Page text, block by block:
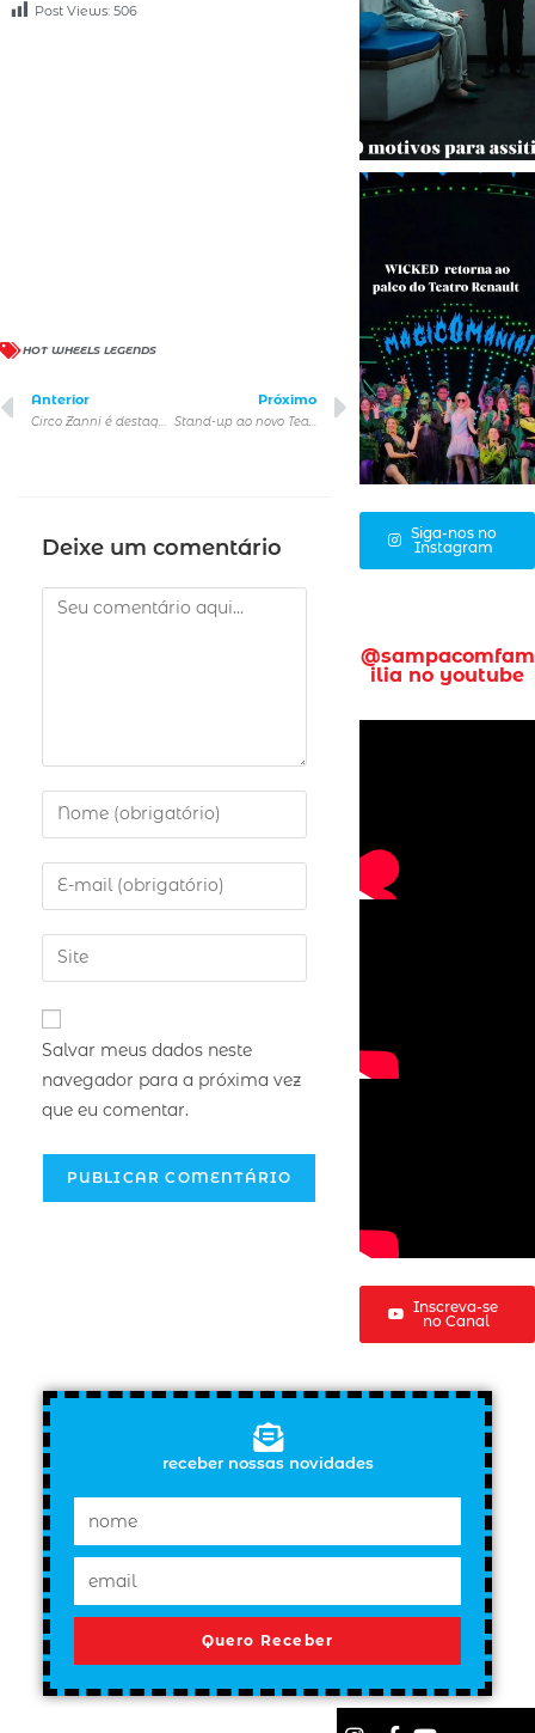
Post Views: 506
HOT WHEELS LEGENDS
Anterior Próximo
Deixe um comentário
Salvar meus dados neste
navegador para a próxima vez
que eu comentar.
Siga-nos no
Instagram
@sampacomfam
ilia no youtube
Inscreva-se
no Canal
receber nossas novidades
Quero Receber